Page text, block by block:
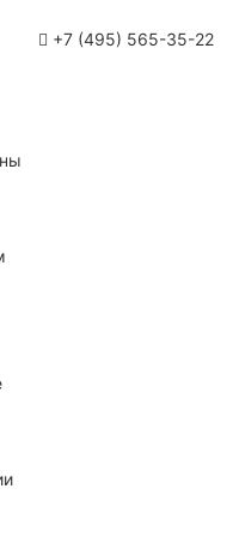
+7 (495) 565-35-22